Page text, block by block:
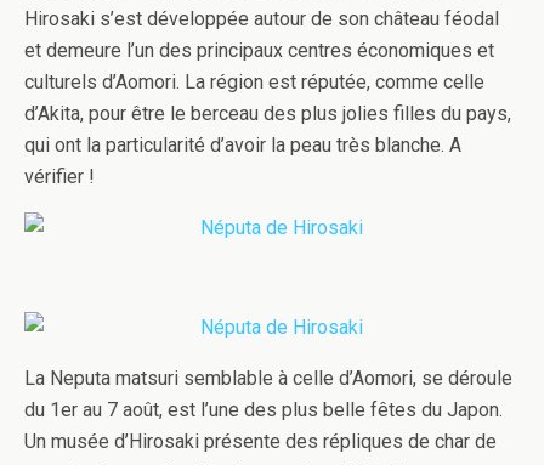
Hirosaki s’est dévelop­pée autour de son château féo­dal
et demeure l’un des prin­ci­paux cen­tres économiques et
cul­turels d’Aomori. La région est réputée, comme celle
d’Akita, pour être le berceau des plus jolies filles du pays,
qui ont la par­tic­u­lar­ité d’avoir la peau très blanche. A
vérifier !
La Nep­uta mat­suri sem­blable à celle d’Aomori, se déroule
du 1er au 7 août, est l’une des plus belle fêtes du Japon.
Un musée d’Hirosaki présente des répliques de char de